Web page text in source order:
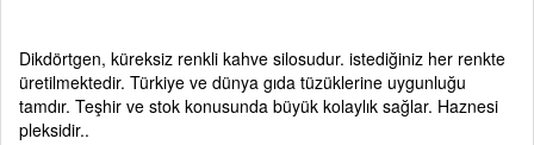
Dikdörtgen, küreksiz renkli kahve silosudur. istediğiniz her renkte
üretilmektedir. Türkiye ve dünya gıda tüzüklerine uygunluğu
tamdır. Teşhir ve stok konusunda büyük kolaylık sağlar. Haznesi
pleksidir..